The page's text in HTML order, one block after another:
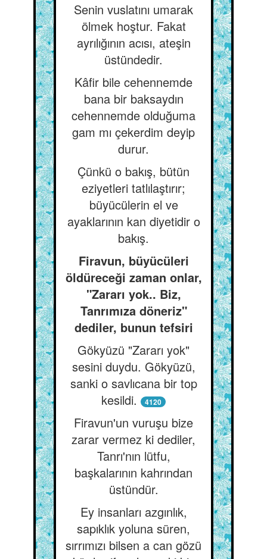
Senin vuslatını umarak
ölmek hoştur. Fakat
ayrılığının acısı, ateşin
üstündedir.
Kâfir bile cehennemde
bana bir baksaydın
cehennemde olduğuma
gam mı çekerdim deyip
durur.
Çünkü o bakış, bütün
eziyetleri tatlılaştırır;
büyücülerin el ve
ayaklarının kan diyetidir o
bakış.
Firavun, büyücüleri
öldüreceği zaman onlar,
"Zararı yok.. Biz,
Tanrımıza döneriz"
dediler, bunun tefsiri
Gökyüzü "Zararı yok"
sesini duydu. Gökyüzü,
sanki o savlıcana bir top
kesildi.
4120
Firavun'un vuruşu bize
zarar vermez ki dediler,
Tanrı'nın lütfu,
başkalarının kahrından
üstündür.
Ey insanları azgınlık,
sapıklık yoluna süren,
sırrımızı bilsen a can gözü